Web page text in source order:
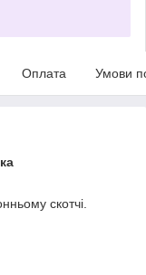
Оплата Умови
скотчі.